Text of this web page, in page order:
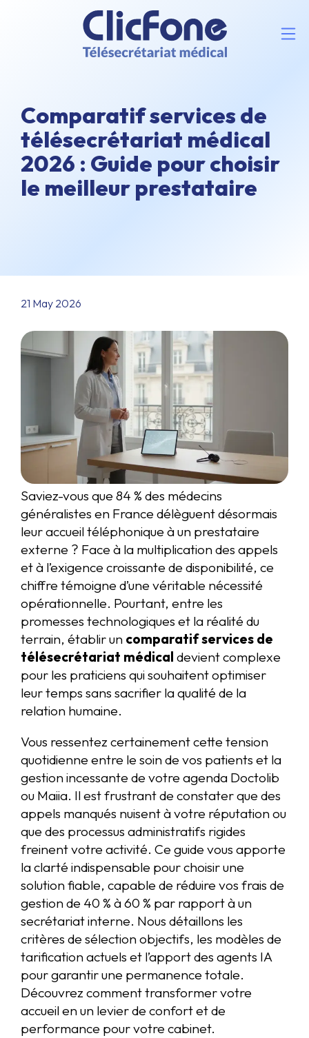
Comparatif services de
télésecrétariat médical
2026 : Guide pour choisir
le meilleur prestataire
21 May 2026
Saviez-vous que 84 % des médecins
généralistes en France délèguent désormais
leur accueil téléphonique à un prestataire
externe ? Face à la multiplication des appels
et à l’exigence croissante de disponibilité, ce
chiffre témoigne d’une véritable nécessité
opérationnelle. Pourtant, entre les
promesses technologiques et la réalité du
terrain, établir un comparatif services de
télésecrétariat médical devient complexe
pour les praticiens qui souhaitent optimiser
leur temps sans sacrifier la qualité de la
relation humaine.
Vous ressentez certainement cette tension
quotidienne entre le soin de vos patients et la
gestion incessante de votre agenda Doctolib
ou Maiia. Il est frustrant de constater que des
appels manqués nuisent à votre réputation ou
que des processus administratifs rigides
freinent votre activité. Ce guide vous apporte
la clarté indispensable pour choisir une
solution fiable, capable de réduire vos frais de
gestion de 40 % à 60 % par rapport à un
secrétariat interne. Nous détaillons les
critères de sélection objectifs, les modèles de
tarification actuels et l’apport des agents IA
pour garantir une permanence totale.
Découvrez comment transformer votre
accueil en un levier de confort et de
performance pour votre cabinet.